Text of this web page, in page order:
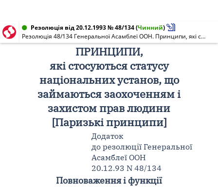
Резолюція від 20.12.1993 № 48/134(Чинний)
Резолюція 48/134 Генеральної Асамблеї ООН. Принципи, які стосуються статусу національних установ, що займаються заохоченням і захистом прав людини [Паризькі принципи]
ПРИНЦИПИ,
які стосуються статусу
національних установ, що
займаються заохоченням і
захистом прав людини
[Паризькі принципи]
Додаток
до резолюції Генеральної
Асамблеї ООН
20.12.93 N 48/134
Повноваження і функції